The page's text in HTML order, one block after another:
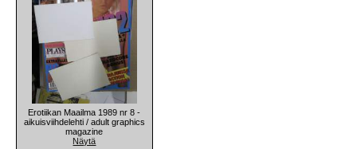
Erotiikan Maailma 1989 nr 8 -
aikuisviihdelehti / adult graphics
magazine
Näytä